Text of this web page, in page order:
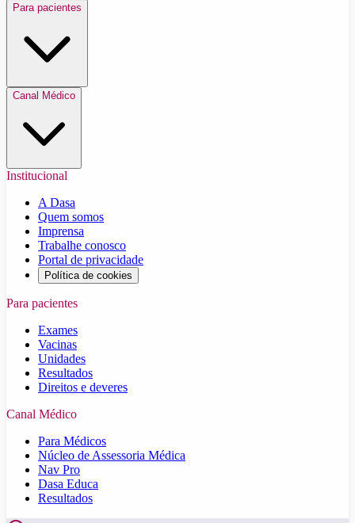
Para pacientes
Canal Médico
Institucional
A Dasa
Quem somos
Imprensa
Trabalhe conosco
Portal de privacidade
Política de cookies
Para pacientes
Exames
Vacinas
Unidades
Resultados
Direitos e deveres
Canal Médico
Para Médicos
Núcleo de Assessoria Médica
Nav Pro
Dasa Educa
Resultados